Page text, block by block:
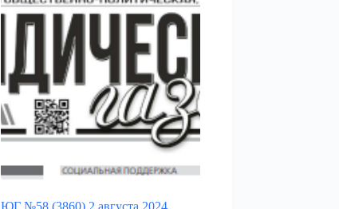
ЮГ №58 (3860) 2 августа 2024